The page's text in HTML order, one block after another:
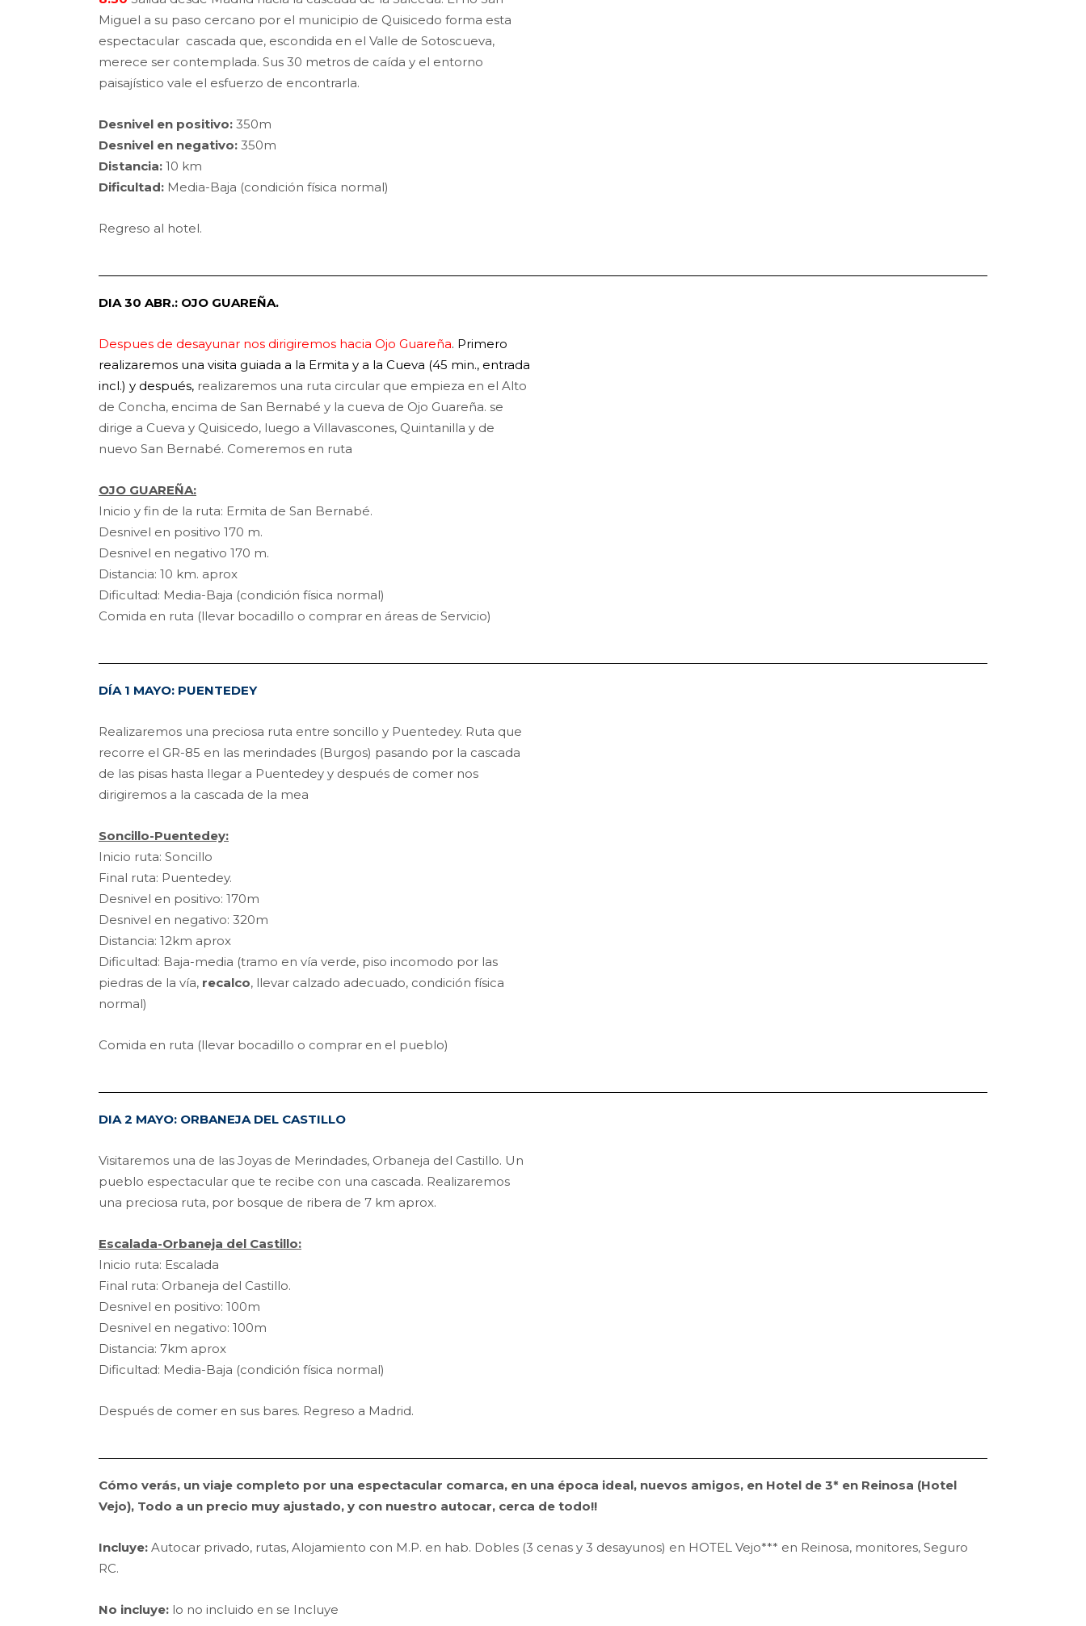
Miguel a su paso cercano por el municipio de Quisicedo forma esta
espectacular cascada que, escondida en el Valle de Sotoscueva,
merece ser contemplada. Sus 30 metros de caída y el entorno
paisajístico vale el esfuerzo de encontrarla.
Desnivel en positivo: 350m
Desnivel en negativo: 350m
Distancia: 10 km
Dificultad: Media-Baja (condición física normal)
Regreso al hotel.
DIA 30 ABR.: OJO GUAREÑA.
Despues de desayunar nos dirigiremos hacia Ojo Guareña. Primero
realizaremos una visita guiada a la Ermita y a la Cueva (45 min., entrada
incl.) y después, realizaremos una ruta circular que empieza en el Alto
de Concha, encima de San Bernabé y la cueva de Ojo Guareña. se
dirige a Cueva y Quisicedo, luego a Villavascones, Quintanilla y de
nuevo San Bernabé. Comeremos en ruta
OJO GUAREÑA:
Inicio y fin de la ruta: Ermita de San Bernabé.
Desnivel en positivo 170 m.
Desnivel en negativo 170 m.
Distancia: 10 km. aprox
Dificultad: Media-Baja (condición física normal)
Comida en ruta (llevar bocadillo o comprar en áreas de Servicio)
DÍA 1 MAYO: PUENTEDEY
Realizaremos una preciosa ruta entre soncillo y Puentedey. Ruta que
recorre el GR-85 en las merindades (Burgos) pasando por la cascada
de las pisas hasta llegar a Puentedey y después de comer nos
dirigiremos a la cascada de la mea
Soncillo-Puentedey:
Inicio ruta: Soncillo
Final ruta: Puentedey.
Desnivel en positivo: 170m
Desnivel en negativo: 320m
Distancia: 12km aprox
Dificultad: Baja-media (tramo en vía verde, piso incomodo por las
piedras de la vía, recalco, llevar calzado adecuado, condición física
normal)
Comida en ruta (llevar bocadillo o comprar en el pueblo)
DIA 2 MAYO: ORBANEJA DEL CASTILLO
Visitaremos una de las Joyas de Merindades, Orbaneja del Castillo. Un
pueblo espectacular que te recibe con una cascada. Realizaremos
una preciosa ruta, por bosque de ribera de 7 km aprox.
Escalada-Orbaneja del Castillo:
Inicio ruta: Escalada
Final ruta: Orbaneja del Castillo.
Desnivel en positivo: 100m
Desnivel en negativo: 100m
Distancia: 7km aprox
Dificultad: Media-Baja (condición física normal)
Después de comer en sus bares. Regreso a Madrid.
Cómo verás, un viaje completo por una espectacular comarca, en una época ideal, nuevos amigos, en Hotel de 3* en Reinosa (Hotel
Vejo), Todo a un precio muy ajustado, y con nuestro autocar, cerca de todo!!
Incluye: Autocar privado, rutas, Alojamiento con M.P. en hab. Dobles (3 cenas y 3 desayunos) en HOTEL Vejo*** en Reinosa, monitores, Seguro
RC.
No incluye: lo no incluido en se Incluye